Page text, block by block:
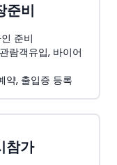
준비
준비
람객유입, 바이어
약, 출입증 등록
참가